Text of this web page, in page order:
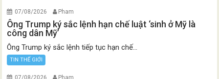
07/08/2026 Pham
Ông Trump ký sắc lệnh hạn chế luật ‘sinh ở Mỹ là
công dân Mỹ’
Ông Trump ký sắc lệnh tiếp tục hạn chế...
TIN THẾ GIỚI
07/08/2026 Pham